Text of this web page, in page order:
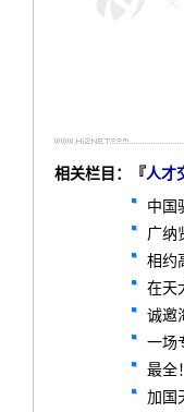
相关栏目：『人才
中国
广纳
相约
在天
诚邀
一场
最全
加国